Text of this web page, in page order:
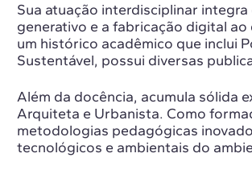
Sua atuação interdisciplinar
generativo e a fabricação digital
um histórico acadêmico que inclui
Sustentável, possui diversas
Além da docência, acumula sólida
Arquiteta e Urbanista. Como
metodologias pedagógicas
tecnológicos e ambientais do